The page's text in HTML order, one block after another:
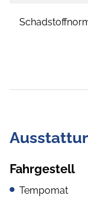
Fahrgestell
Tempomat